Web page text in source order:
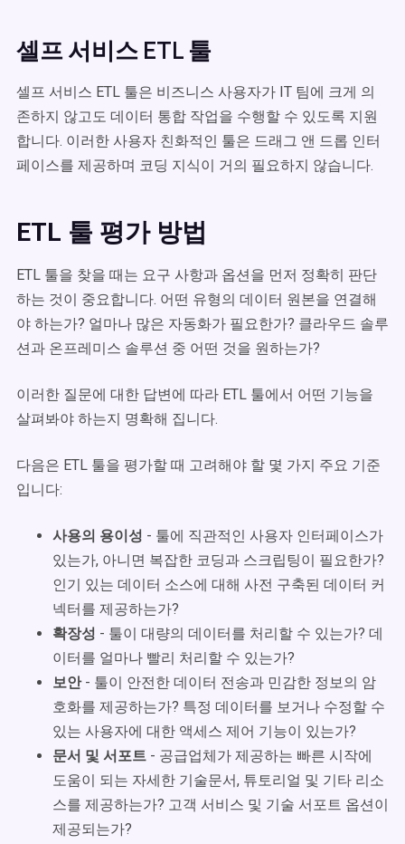
셀프 서비스 ETL 툴
셀프 서비스 ETL 툴은 비즈니스 사용자가 IT 팀에 크게 의
존하지 않고도 데이터 통합 작업을 수행할 수 있도록 지원
합니다. 이러한 사용자 친화적인 툴은 드래그 앤 드롭 인터
페이스를 제공하며 코딩 지식이 거의 필요하지 않습니다.
ETL 툴 평가 방법
ETL 툴을 찾을 때는 요구 사항과 옵션을 먼저 정확히 판단
하는 것이 중요합니다. 어떤 유형의 데이터 원본을 연결해
야 하는가? 얼마나 많은 자동화가 필요한가? 클라우드 솔루
션과 온프레미스 솔루션 중 어떤 것을 원하는가?
이러한 질문에 대한 답변에 따라 ETL 툴에서 어떤 기능을
살펴봐야 하는지 명확해 집니다.
다음은 ETL 툴을 평가할 때 고려해야 할 몇 가지 주요 기준
입니다:
사용의 용이성 - 툴에 직관적인 사용자 인터페이스가
있는가, 아니면 복잡한 코딩과 스크립팅이 필요한가?
인기 있는 데이터 소스에 대해 사전 구축된 데이터 커
넥터를 제공하는가?
확장성 - 툴이 대량의 데이터를 처리할 수 있는가? 데
이터를 얼마나 빨리 처리할 수 있는가?
보안- 툴이 안전한 데이터 전송과 민감한 정보의 암
호화를 제공하는가? 특정 데이터를 보거나 수정할 수
있는 사용자에 대한 액세스 제어 기능이 있는가?
문서 및 서포트 - 공급업체가 제공하는 빠른 시작에
도움이 되는 자세한 기술문서, 튜토리얼 및 기타 리소
스를 제공하는가? 고객 서비스 및 기술 서포트 옵션이
제공되는가?